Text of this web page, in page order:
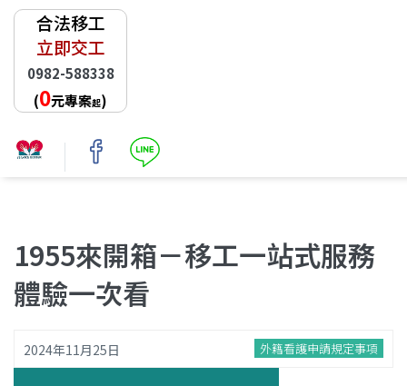
合法移工
立即交工
0982-588338
(0元專案起)
首頁 最新消息
1955來開箱－移工一站式服務
體驗一次看
2024年11月25日 外籍看護申請規定事項